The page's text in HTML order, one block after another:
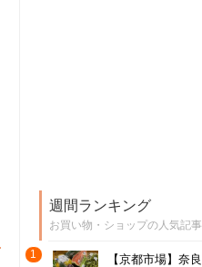
週間ランキング
お買い物・ショップの人気記事
1